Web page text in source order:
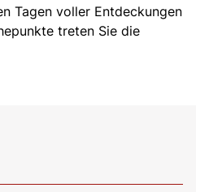
Tagen voller Entdeckungen
treten Sie die